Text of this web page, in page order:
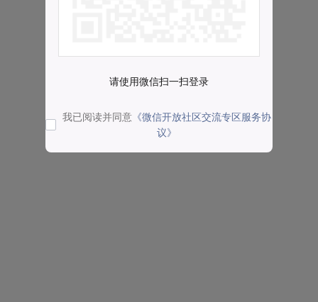
请使用微信扫一扫登录
我已阅读并同意 《微信开放社区交流专区服务协
议》